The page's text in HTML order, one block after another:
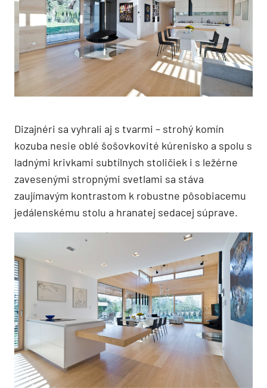
Dizajnéri sa vyhrali aj s tvarmi – strohý komín
kozuba nesie oblé šošovkovité kúrenisko a spolu s
ladnými krivkami subtílnych stoličiek i s ležérne
zavesenými stropnými svetlami sa stáva
zaujímavým kontrastom k robustne pôsobiacemu
jedálenskému stolu a hranatej sedacej súprave.